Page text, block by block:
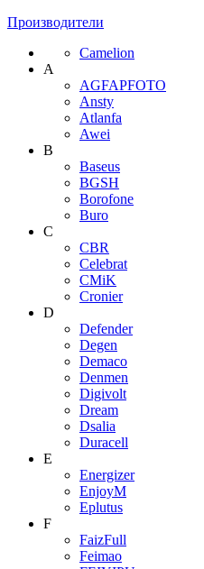
Производители
Camelion
A
AGFAPFOTO
Ansty
Atlanfa
Awei
B
Baseus
BGSH
Borofone
Buro
C
CBR
Celebrat
CMiK
Cronier
D
Defender
Degen
Demaco
Denmen
Digivolt
Dream
Dsalia
Duracell
E
Energizer
EnjoyM
Eplutus
F
FaizFull
Feimao